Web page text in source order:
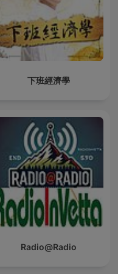
下班經濟學
Radio@Radio